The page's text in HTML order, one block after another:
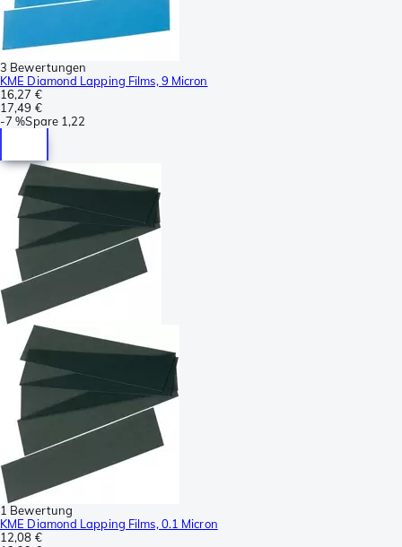
3 Bewertungen
KME Diamond Lapping Films, 9 Micron
16,27 €
17,49 €
-7 %Spare 1,22
1 Bewertung
KME Diamond Lapping Films, 0.1 Micron
12,08 €